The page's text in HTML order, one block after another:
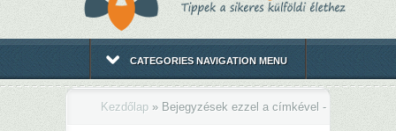
CATEGORIES NAVIGATION MENU
Kezdőlap » Bejegyzések ezzel a címkével -